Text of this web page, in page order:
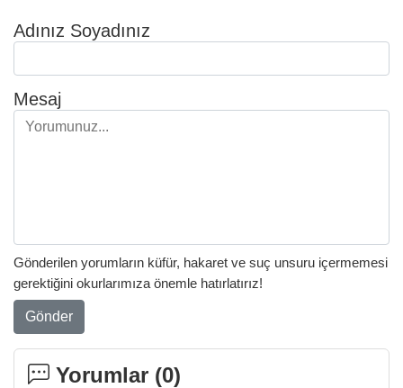
Adınız Soyadınız
Mesaj
Gönderilen yorumların küfür, hakaret ve suç unsuru içermemesi
gerektiğini okurlarımıza önemle hatırlatırız!
Gönder
Yorumlar (0)